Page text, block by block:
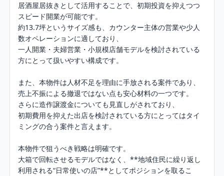
居酒屋居抜きとして活用することで、初期投資を抑えつつ
スピード開業が可能です。
約13.7坪というサイズ感も、カウンター主体の営業や少人
数オペレーションに適しており、
一人開業・夫婦営業・小規模店舗モデルを検討されている
方にとって扱いやすい構成です。
また、本物件は人材不足を理由に手放される案件であり、
売上不振による撤退ではない点も安心材料の一つです。
さらに造作譲渡金についても見直しがされており、
初期費用を抑えた出店を検討されている方にとってはタイ
ミングの合う案件と言えます。
本物件で狙うべき戦略は明確です。
大箱で回転させるモデルではなく、**地域住民に繰り返し
利用される“日常使いの店”**としてポジションを取るこ